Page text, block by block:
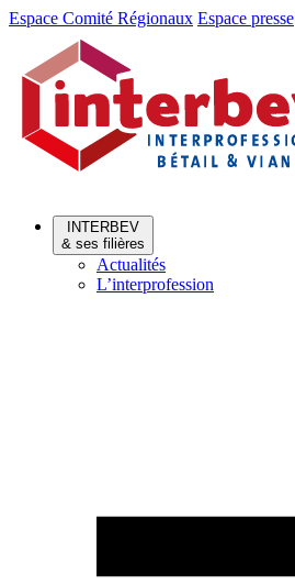
Aller
Aller
contenu
Espace Comité Régionaux Espace presse
INTERBEV
& ses filières
Actualités
L’interprofession